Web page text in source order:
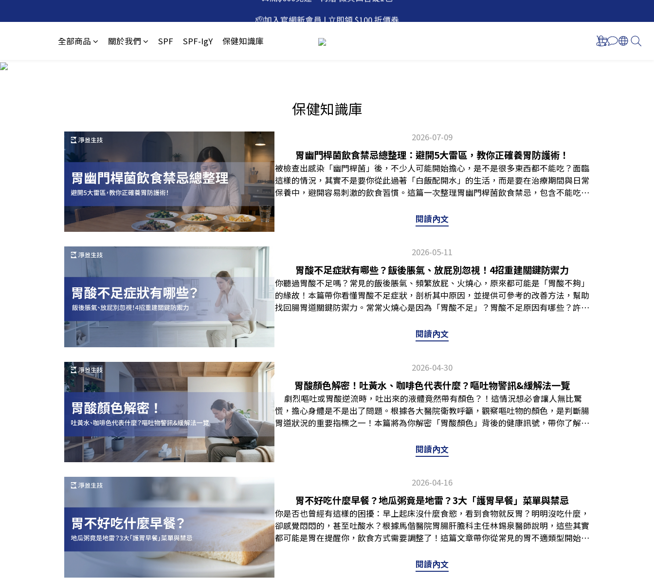
全部商品 關於我們 SPF SPF-IgY 保健知識庫
保健知識庫
2026-07-09
胃幽門桿菌飲食禁忌總整理：避開5大雷區，教你正確養胃防護術！
被檢查出感染「幽門桿菌」後，不少人可能開始擔心，是不是很多東西都不能吃？面臨
這樣的情況，其實不是要你從此過著「白飯配開水」的生活，而是要在治療期間與日常
保養中，避開容易刺激的飲食習慣。這篇一次整理胃幽門桿菌飲食禁忌，包含不能吃什
忽飲食當心消化道危機幽門螺旋桿菌，又稱幽門桿菌，是一種可以長期生存在消化道的
細菌。它的傳播方式多與「吃」和「接觸」有關，包含：吃到受汙染的食物，或者與帶
好」而已。當它進入消化道後，可能長期附著，增加疾患風險。也因此，若檢查出感染
幽門桿菌，除了接受醫師評估、遵從醫囑完成療程，日常飲食與生活習慣也不能輕
忽。 曾有研究指出，飲食是影響幽門桿菌後續發展的重要因素之一。換句話說，幽門
桿菌感染不只和個人體質有關，更與飲食衛生、共食習慣、食物選擇息息相關。想守護
消化道健康，除了積極配合治療，也要從每天吃進肚子裡的食物開始把關！ 延伸閱
讀：如何知道自己有胃幽門桿菌？檢測法、可能症狀、預防重點懶人包幽門螺旋桿菌飲
舒服、殺菌治療期間，先避開容易刺激、難消化、影響藥物效果的食物。以下5大雷
顯。常見的汽水、氣泡飲等碳酸飲料也建議避免。可以改喝溫開水、清淡湯品，或者依
不適。如果想吃甜，可以選擇少量、甜度低、好消化的水果，並避免空腹大量攝取。粗
纖維食物如芹菜、牛蒡、較粗的葉菜纖維等，因為較難消化，是建議避開的飲食之一。
但這不代表你完全不能吃蔬菜！平時仍然可以少量攝取，或是把食物煮軟、打成漿，以
降低刺激。重口味醃漬物參考衛福部建議，醃漬物是胃幽門桿菌飲食禁忌中很需要注意
食物為主，調味盡量清淡。優格、牛奶等乳製品其實有幽門桿菌不代表「完全不能吃優
格」，但若正在吃殺菌藥，乳製品的食用時間點就很重要！如果療程中包含四環黴素類
奶，建議先詢問醫師是否需要與藥物間隔。感染幽門桿菌可以吃什麼？短期到長期的養
胃指南幽門桿菌治療期間，飲食原則可以把握：營養均衡、溫和不刺激、少量多餐、細
嚼慢嚥，不需要只吃白粥，也不要因為害怕禁忌而營養不足。以下提供建議參考：初
期：不舒服明顯時，以溫和飲食為主不適感明顯時，應以「溫和飲食」為原則。參考臺
中榮民總醫院衛教文件，大致有如下方向：選擇清淡、不辛辣的料理食物煮軟、切小塊
細嚼慢嚥，飯後略作休息食物方面，可選擇蒸蛋、豆腐、嫩魚、去皮雞肉、煮軟蔬菜、
低酸低甜水果等，若胃口不好，也可以少量多餐，不須勉強硬吃。長期：療程後到日常
保養，吃出防護力這裡的「長期」，可從完成療程到日常數月，甚至更久的習慣來看。
閱讀內文
2026-05-11
胃酸不足症狀有哪些？飯後脹氣、放屁別忽視！4招重建關鍵防禦力
你聽過胃酸不足嗎？常見的飯後脹氣、頻繁放屁、火燒心，原來都可能是「胃酸不夠」
的緣故！本篇帶你看懂胃酸不足症狀，剖析其中原因，並提供可參考的改善方法，幫助
找回腸胃道關鍵防禦力。常常火燒心是因為「胃酸不足」？胃酸不足原因有哪些？許多
是一個非常常見的迷思。因為有些火燒心，可能是「胃酸不足」（Hypochlorhydria）
所引起，這也是為什麼有些人長期服用制酸劑，情況不但沒有改善，甚至有加劇傾向。
──「賁門」。賁門正式名稱為「下食道括約肌」（LES），是位於食道和胃部之間的
一道「閘門」，負責防止胃內容物逆流回食道。正常情況下，它會依據胃部的酸度環境
來調整開關狀態。 當胃酸濃度足夠時，賁門會接收到訊號，維持緊閉，避免逆流發
生。而當胃酸不足時，賁門可能無法正確感應酸度，導致關閉不完全，讓胃內容物（包
含酸水）往上逆流，出現「火燒心」問題。火燒心不一定是胃酸太多許多人在出現逆流
情況時，會直覺使用制酸劑來緩解，因為認為是胃酸太多導致。但實際上不一定！如果
不適感持續。延伸閱讀：胃酸過多怎麼辦？改善方法＋預防手段不藏私，這些NG食物
聞》（Medical News Today）、頂尖醫療機構《克里夫蘭診所》（Cleveland
降。長期壓力大：壓力、情緒等，都可能影響消化系統運作。感染幽門桿菌：可能干擾
胃部環境，影響胃酸分泌。濫用胃藥或制酸劑：長期誤用藥物，可能對胃酸分泌產生干
擾。 下一段我們將針對胃酸不足症狀，做更詳細的說明。胃酸不足症狀有哪些？5個身
體警訊別忽視胃酸分泌不足時，身體可能會發出一些警訊。以下參考美國健康網站
有吃完飯後腹部鼓脹、悶悶不適的情況。因為當胃酸濃度不足夠時，食物無法被充分分
解，在胃中停留過久進而發酵，導致脹氣。頻繁放屁胃酸不足會讓食物在消化道被細菌
閱讀內文
2026-04-30
胃酸顏色解密！吐黃水、咖啡色代表什麼？嘔吐物警訊&緩解法一覽
劇烈嘔吐或胃酸逆流時，吐出來的液體竟然帶有顏色？！這情況想必會讓人無比驚
慌，擔心身體是不是出了問題。根據各大醫院衛教呼籲，觀察嘔吐物的顏色，是判斷腸
胃道狀況的重要指標之一！本篇將為你解密「胃酸顏色」背後的健康訊號，帶你了解吐
長怎樣？為什麼會變色？嘔出帶有異常顏色的液體，難免讓人緊張，思考著「是不是我
的胃酸變色了？」其實，人體胃酸主要成分為鹽酸、氯化鉀和氯化鈉，正常情況下，胃
其他物質（如：消化液、血液、食物殘渣）。 大灣健全診所家醫科王威傑醫師於《今
健康》採訪指出，身體各種問題都可能引起嘔吐，排除食物色素影響，若嘔吐物出現
「紅色、深褐色、黑色、黃綠色」等異常顏色，通常意味著消化道可能出血或阻塞，必
須特別提高警覺 ！嘔吐物顏色：咖啡色、紅色、黑色，出血的徵兆！當嘔吐物出現偏
紅、偏黑的顏色時，通常代表消化道可能有出血情況。以下介紹這3種顏色的特徵與可
能原因：紅色若嘔吐物呈現鮮紅色，代表消化道正在短時間內大量出血，常見原因包括
資料，當潰瘍腐蝕消化道血管、引起出血時，患者常會嘔吐出咖啡色渣狀物。若出血時
閱讀內文
2026-04-16
胃不好吃什麼早餐？地瓜粥竟是地雷？3大「護胃早餐」菜單與禁忌
你是否也曾經有這樣的困擾：早上起床沒什麼食慾，看到食物就反胃？明明沒吃什麼，
卻感覺悶悶的，甚至吐酸水？根據馬偕醫院胃腸肝膽科主任林錫泉醫師說明，這些其實
都可能是胃在提醒你，飲食方式需要調整了！這篇文章帶你從常見的胃不適類型開始，
服的飲食節奏。 胃不好早餐怎麼挑？先判斷是哪一種「不舒服」 造成胃不舒服的原因
有很多，必須先了解自己的類型，才不會越吃越傷胃。以下整理常見3種「胃不舒服」
閱讀內文